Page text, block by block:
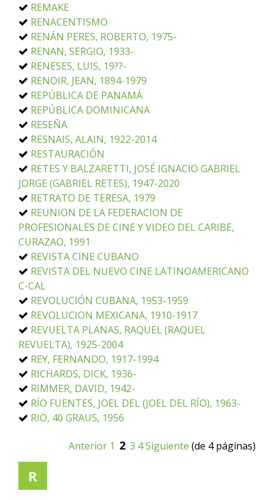
REMAKE
RENACENTISMO
RENÁN PERES, ROBERTO, 1975-
RENAN, SERGIO, 1933-
RENESES, LUIS, 19??-
RENOIR, JEAN, 1894-1979
REPÚBLICA DE PANAMÁ
REPÚBLICA DOMINICANA
RESEÑA
RESNAIS, ALAIN, 1922-2014
RESTAURACIÓN
RETES Y BALZARETTI, JOSÉ IGNACIO GABRIEL
JORGE (GABRIEL RETES), 1947-2020
RETRATO DE TERESA, 1979
REUNION DE LA FEDERACION DE
PROFESIONALES DE CINE Y VIDEO DEL CARIBE,
CURAZAO, 1991
REVISTA CINE CUBANO
REVISTA DEL NUEVO CINE LATINOAMERICANO
C-CAL
REVOLUCIÓN CUBANA, 1953-1959
REVOLUCION MEXICANA, 1910-1917
REVUELTA PLANAS, RAQUEL (RAQUEL
REVUELTA), 1925-2004
REY, FERNANDO, 1917-1994
RICHARDS, DICK, 1936-
RIMMER, DAVID, 1942-
RÍO FUENTES, JOEL DEL (JOEL DEL RÍO), 1963-
RIO, 40 GRAUS, 1956
Anterior 1 2 3 4Siguiente (de 4 páginas)
R